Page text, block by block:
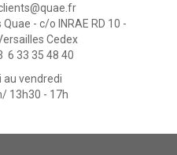
- c/o INRAE RD 10 -
Cedex
6 33 35 48 40
au vendredi
13h30 - 17h